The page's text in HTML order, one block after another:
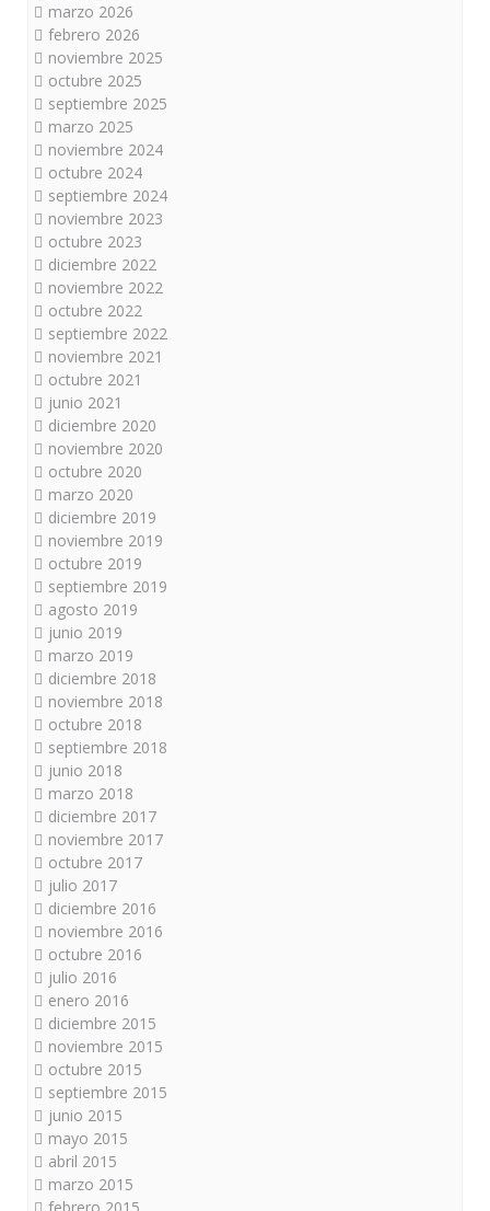
marzo 2026
febrero 2026
noviembre 2025
octubre 2025
septiembre 2025
marzo 2025
noviembre 2024
octubre 2024
septiembre 2024
noviembre 2023
octubre 2023
diciembre 2022
noviembre 2022
octubre 2022
septiembre 2022
noviembre 2021
octubre 2021
junio 2021
diciembre 2020
noviembre 2020
octubre 2020
marzo 2020
diciembre 2019
noviembre 2019
octubre 2019
septiembre 2019
agosto 2019
junio 2019
marzo 2019
diciembre 2018
noviembre 2018
octubre 2018
septiembre 2018
junio 2018
marzo 2018
diciembre 2017
noviembre 2017
octubre 2017
julio 2017
diciembre 2016
noviembre 2016
octubre 2016
julio 2016
enero 2016
diciembre 2015
noviembre 2015
octubre 2015
septiembre 2015
junio 2015
mayo 2015
abril 2015
marzo 2015